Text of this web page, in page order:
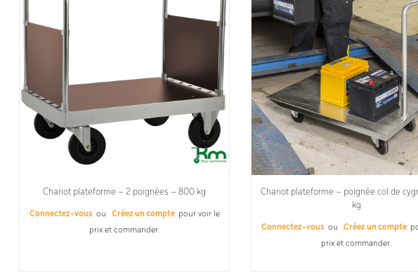
Chariot plateforme – 2 poignées – 800 kg
Connectez-vous ou Créez un compte pour voir le
prix et commander.
Chariot plateforme – poignée col de
kg
Connectez-vous ou Créez un compte
prix et commander.